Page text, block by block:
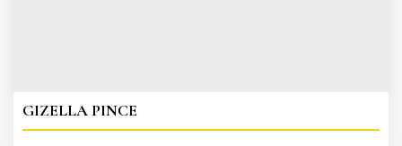
GIZELLA PINCE